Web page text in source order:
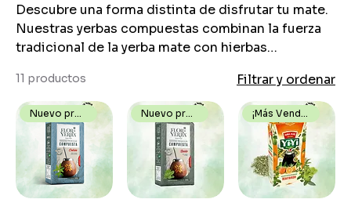
Descubre una forma distinta de disfrutar tu mate.
Nuestras yerbas compuestas combinan la fuerza
tradicional de la yerba mate con hierbas
Además, las variedades saborizadas con frutos
rojos y cítricos ofrecen un toque frutal único,
ideal para quienes buscan innovar en cada cebada.
Un mate más fresco, más sabroso y pensado para
acompañarte todos los días.
11 productos Filtrar y ordenar
Nuevo producto Nuevo producto